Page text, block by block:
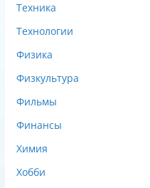
Техника
Технологии
Физика
Физкультура
Фильмы
Финансы
Химия
Хобби